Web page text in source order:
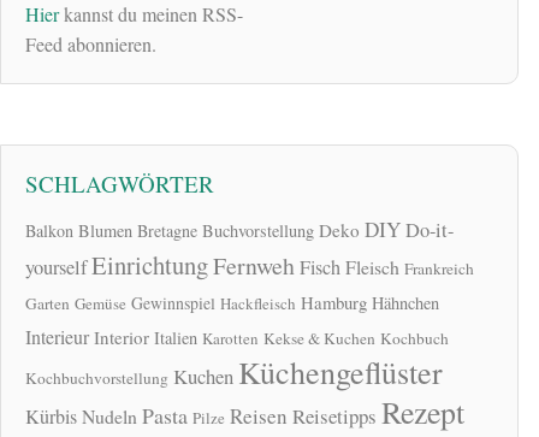
Hierkannst du meinen RSS-
Feed abonnieren.
SCHLAGWÖRTER
Balkon Blumen Bretagne Buchvorstellung Deko DIYDo-it-
yourselfEinrichtungFernwehFischFleisch Frankreich
Garten Gemüse Gewinnspiel Hackfleisch Hamburg Hähnchen
Interieur Interior Italien Karotten Kekse & Kuchen Kochbuch
Kochbuchvorstellung Kuchen Küchengeflüster
KürbisNudeln Pasta Pilze Reisen Reisetipps Rezept